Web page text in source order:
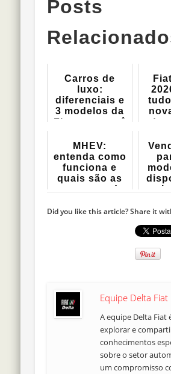
Posts
Carros de
luxo:
diferenciais e
3 modelos da
Fiat para você
do
MHEV:
entenda como
funciona e
quais são as
vantagens do
Did you like this article? Share it
Equipe Delta Fiat
A equipe Delta Fiat
explorar e
conhecimentos
sobre o setor
um compromisso